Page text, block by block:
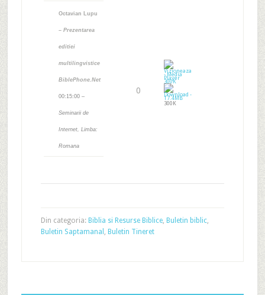
Octavian Lupu
– Prezentarea
editiei
multilingvistice
BiblePhone.Net
00:15:00 –
Seminarii de
Internet, Limba:
Romana
0
300K
Din categoria: Biblia si Resurse Biblice, Buletin biblic,
Buletin Saptamanal , Buletin Tineret